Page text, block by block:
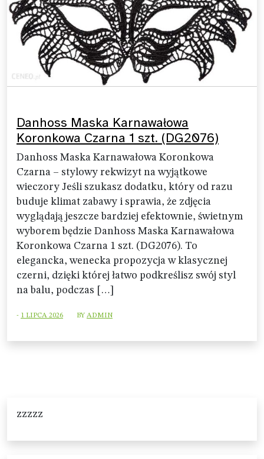
Danhoss Maska Karnawałowa
Koronkowa Czarna 1 szt. (DG2076)
Danhoss Maska Karnawałowa Koronkowa
Czarna – stylowy rekwizyt na wyjątkowe
wieczory Jeśli szukasz dodatku, który od razu
buduje klimat zabawy i sprawia, że zdjęcia
wyglądają jeszcze bardziej efektownie, świetnym
wyborem będzie Danhoss Maska Karnawałowa
Koronkowa Czarna 1 szt. (DG2076). To
elegancka, wenecka propozycja w klasycznej
czerni, dzięki której łatwo podkreślisz swój styl
na balu, podczas […]
- 1 LIPCA 2026 BYADMIN
zzzzz